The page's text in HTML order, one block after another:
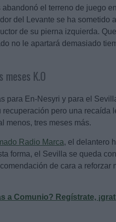
el terreno de juego
del Levante se ha sometido
de su pierna izquierda.
no le apartará demasiado
K.O
para En-Nesyri y para el
recuperación pero una recaída
menos, tres meses más.
Radio Marca, el delantero
forma, el Sevilla se queda
de cara a reforzar
a Comunio? Regístrate,